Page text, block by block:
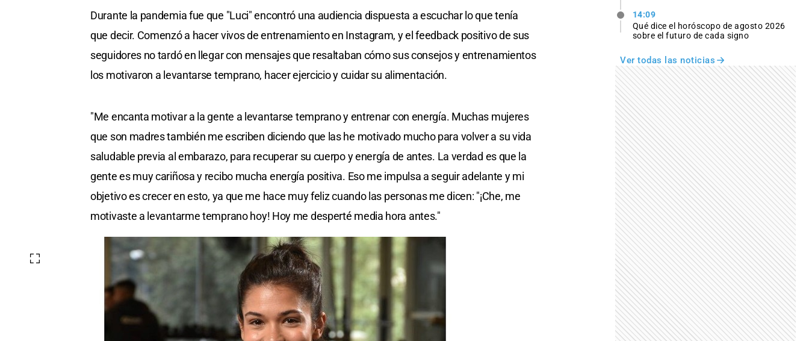
Durante la pandemia fue que "Luci" encontró una audiencia dispuesta a escuchar lo que tenía
que decir. Comenzó a hacer vivos de entrenamiento en Instagram, y el feedback positivo de sus
seguidores no tardó en llegar con mensajes que resaltaban cómo sus consejos y entrenamientos
los motivaron a levantarse temprano, hacer ejercicio y cuidar su alimentación.
"Me encanta motivar a la gente a levantarse temprano y entrenar con energía. Muchas mujeres
que son madres también me escriben diciendo que las he motivado mucho para volver a su vida
saludable previa al embarazo, para recuperar su cuerpo y energía de antes. La verdad es que la
gente es muy cariñosa y recibo mucha energía positiva. Eso me impulsa a seguir adelante y mi
objetivo es crecer en esto, ya que me hace muy feliz cuando las personas me dicen: "¡Che, me
motivaste a levantarme temprano hoy! Hoy me desperté media hora antes."
14:09
Qué dice el horóscopo de agosto 2026
sobre el futuro de cada signo
Ver todas las noticias